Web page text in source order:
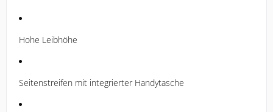
Hohe Leibhöhe
Seitenstreifen mit integrierter Handytasche